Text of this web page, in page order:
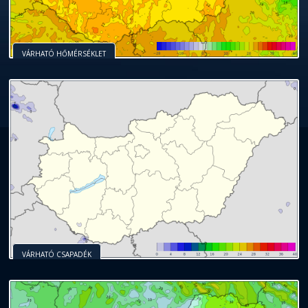
VÁRHATÓ HŐMÉRSÉKLET
VÁRHATÓ CSAPADÉK